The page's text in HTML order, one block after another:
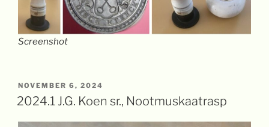
Screenshot
GEPLAATST
OP
NOVEMBER 6, 2024
2024.1 J.G. Koen sr., Nootmuskaatrasp